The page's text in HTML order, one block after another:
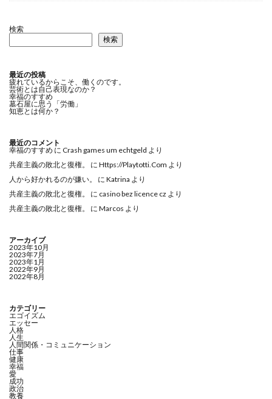
検索
検索
最近の投稿
疲れているからこそ、働くのです。
芸術とは自己表現なのか？
幸福のすすめ
墓石屋に思う「労働」
知恵とは何か？
最近のコメント
幸福のすすめ に Crash games um echtgeld より
共産主義の敗北と復権。
に Https://Playtotti.Com より
人から好かれるのが嫌い。
に Katrina より
共産主義の敗北と復権。
に casino bez licence cz より
共産主義の敗北と復権。
に Marcos より
アーカイブ
2023年10月
2023年7月
2023年1月
2022年9月
2022年8月
カテゴリー
エゴイズム
エッセー
人格
人生
人間関係・コミュニケーション
仕事
健康
幸福
愛
成功
政治
教養